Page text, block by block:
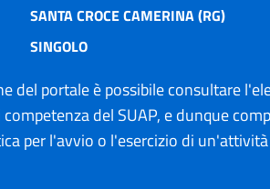
SANTA CROCE CAMERINA (RG)
SINGOLO
del portale è possibile consultare
del SUAP, e dunque
per l'avvio o l'esercizio di